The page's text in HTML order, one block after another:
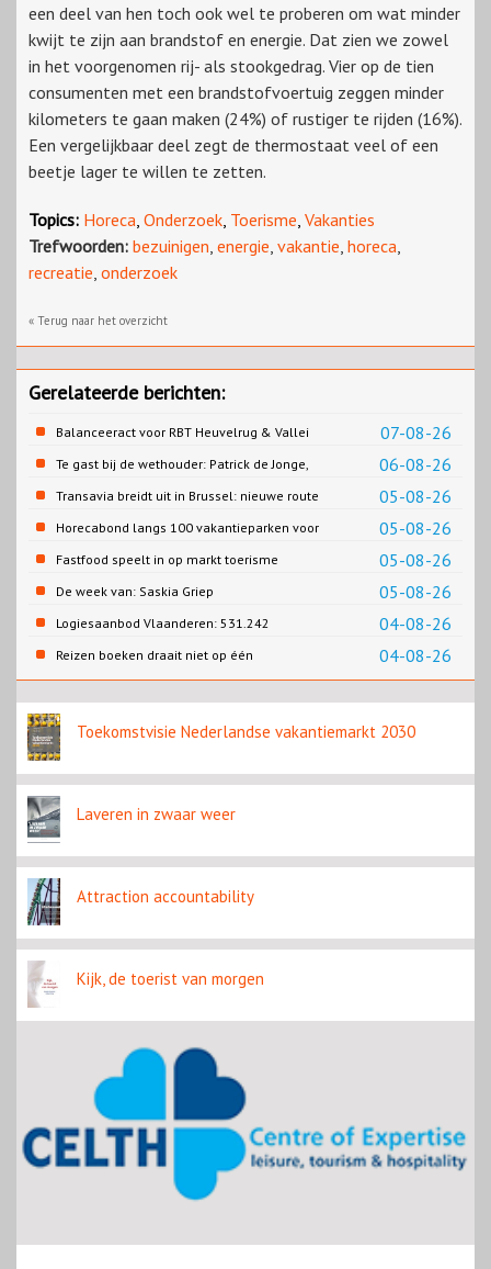
een deel van hen toch ook wel te proberen om wat minder
kwijt te zijn aan brandstof en energie. Dat zien we zowel
in het voorgenomen rij- als stookgedrag. Vier op de tien
consumenten met een brandstofvoertuig zeggen minder
kilometers te gaan maken (24%) of rustiger te rijden (16%).
Een vergelijkbaar deel zegt de thermostaat veel of een
beetje lager te willen te zetten.
Topics: Horeca, Onderzoek, Toerisme, Vakanties
Trefwoorden: bezuinigen, energie, vakantie, horeca,
recreatie, onderzoek
« Terug naar het overzicht
Gerelateerde berichten:
07-08-26
Balanceeract voor RBT Heuvelrug & Vallei
06-08-26
Te gast bij de wethouder: Patrick de Jonge,
Gemeente Emmen
05-08-26
Transavia breidt uit in Brussel: nieuwe route
naar Porto
05-08-26
Horecabond langs 100 vakantieparken voor
Cao-recreatie
05-08-26
Fastfood speelt in op markt toerisme
05-08-26
De week van: Saskia Griep
04-08-26
Logiesaanbod Vlaanderen: 531.242
slaapplaatsen
04-08-26
Reizen boeken draait niet op één
contentbron
Toekomstvisie Nederlandse vakantiemarkt 2030
Laveren in zwaar weer
Attraction accountability
Kijk, de toerist van morgen